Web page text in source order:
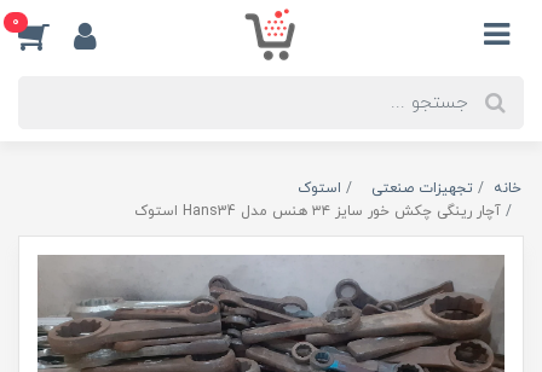
0
خانه تجهیزات صنعتی
استوک
آچار رینگی چکش خور سایز ۳۴ هنس مدل Hans34 استوک